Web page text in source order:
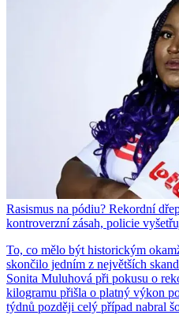
Rasismus na pódiu? Rekordní
kontroverzní zásah, policie
To, co mělo být historickým
skončilo jedním z největších
Sonita Muluhová při pokusu o
kilogramu přišla o platný výkon
týdnů později celý případ nabral